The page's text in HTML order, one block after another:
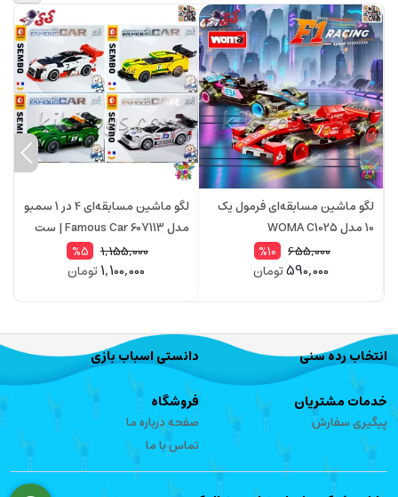
لگو ماشین مسابقه‌ای فرمول یک
10 مدل WOMA C1025
655,000
%10
590,000تومان
لگو ماشین مسابقه‌ای 4 در 1 سمبو
مدل Famous Car 607113 | ست
1,155,000
%5
1,100,000تومان
انتخاب رده سنی دانستی اسباب بازی
خدمات مشتریان
پیگیری سفارش
فروشگاه
صفحه درباره ما
تماس با ما